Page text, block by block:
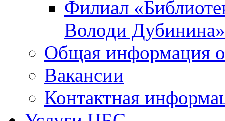
Филиал
Володи Дубинина»
Общая информация
Вакансии
Контактная